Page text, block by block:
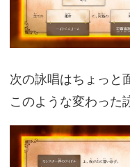
次の詠唱はちょっと
このような変わった